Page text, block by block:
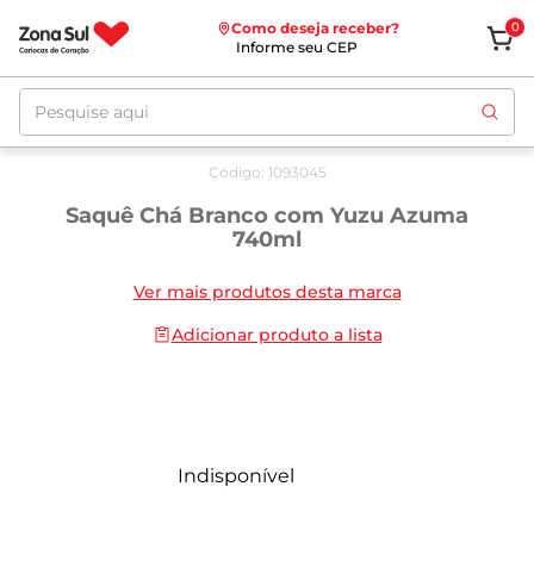
Como deseja receber?
Informe seu CEP
0
Pesquise aqui
Código: 1093045
Saquê Chá Branco com Yuzu Azuma
740ml
Ver mais produtos desta marca
Adicionar produto a lista
Indisponível